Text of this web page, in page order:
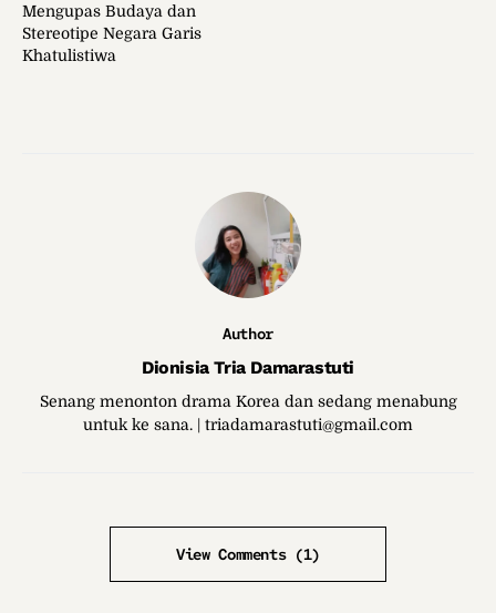
Mengupas Budaya dan
Stereotipe Negara Garis
Khatulistiwa
Author
Dionisia Tria Damarastuti
Senang menonton drama Korea dan sedang menabung
untuk ke sana. | triadamarastuti@gmail.com
View Comments (1)